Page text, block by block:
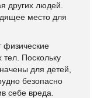
других людей.
место для
физические
Поскольку
для детей,
безопасно
себе вреда.